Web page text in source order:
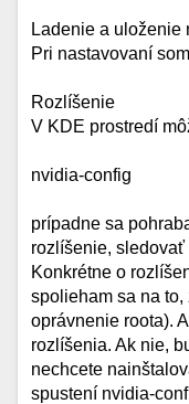
Ladenie a uloženie
Pri nastavovaní
Rozlíšenie
V KDE prostredí
nvidia-config
prípadne sa
rozlíšenie, sledovať
Konkrétne o
spolieham sa na
oprávnenie roota).
rozlíšenia. Ak nie,
nechcete
spustení nvidia-